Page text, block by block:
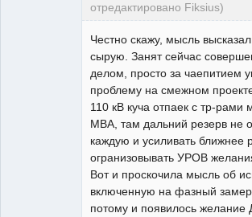
отредактировано Fiksius)
Честно скажу, мысль
сырую. Занят сейчас
делом, просто за чаепитием
проблему на смежном
110 кВ куча отпаек с тр-
МВА, там дальний резерв не
каждую и усиливать ближнее
огранизовывать УРОВ
Вот и проскочила мысль об
включенную на фазный
потому и появилось желание